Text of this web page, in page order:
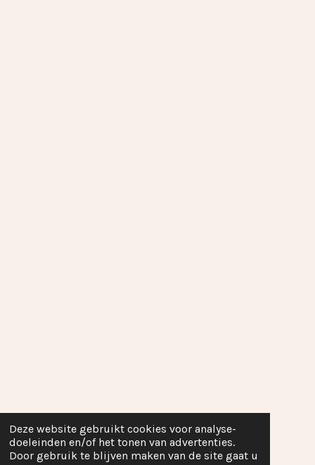
Deze website gebruikt cookies voor analyse-
doeleinden en/of het tonen van advertenties.
Door gebruik te blijven maken van de site gaat u